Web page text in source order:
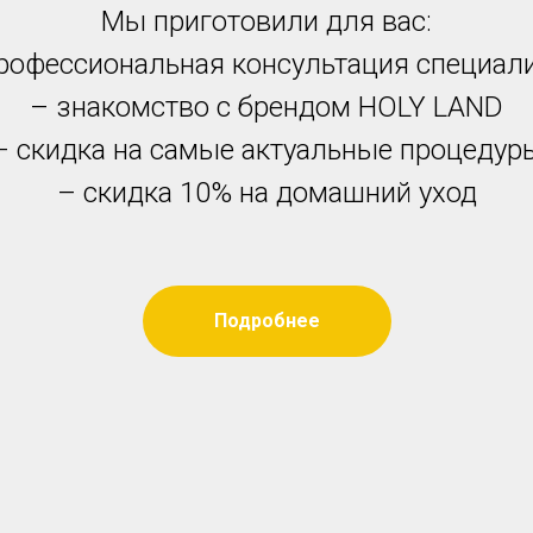
Мы приготовили для вас:
консультация
– знакомство с брендом HOLY LAND
скидка на самые актуальные
– скидка 10% на домашний уход
Подробнее